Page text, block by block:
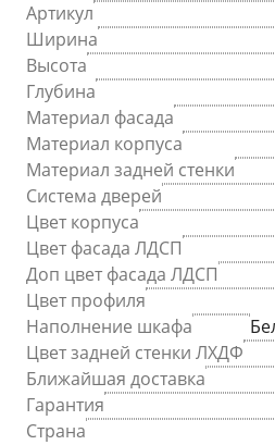
Артикул
Ширина
Высота
Глубина
Материал фасада
Материал корпуса
Материал задней стенки
Система дверей
Цвет корпуса
Цвет фасада ЛДСП
Доп цвет фасада ЛДСП
Цвет профиля
Наполнение шкафа
Цвет задней стенки ЛХДФ
Ближайшая доставка
Гарантия
Страна